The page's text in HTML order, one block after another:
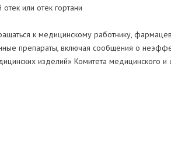
отек или отек гортани
к медицинскому работнику,
препараты, включая сообщения о
изделий» Комитета медицинского